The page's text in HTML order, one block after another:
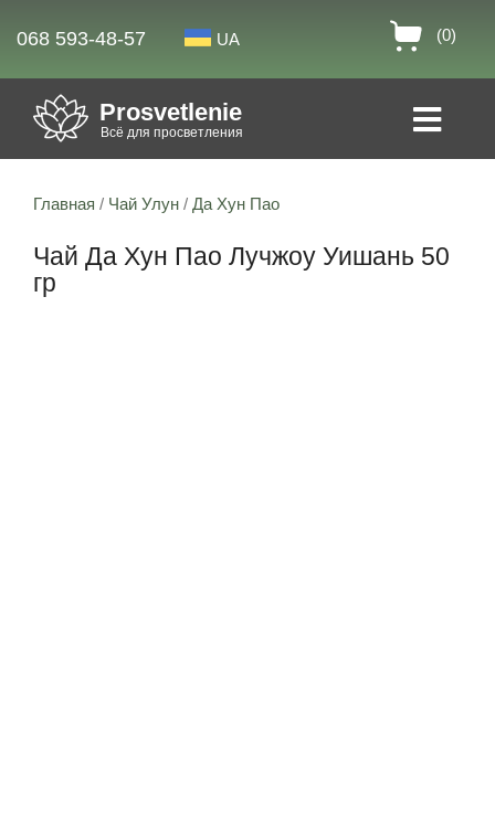
068 593-48-57 UA (0)
Prosvetlenie
Всё для просветления
Главная / Чай Улун / Да Хун Пао
Чай Да Хун Пао Лучжоу Уишань 50
гр